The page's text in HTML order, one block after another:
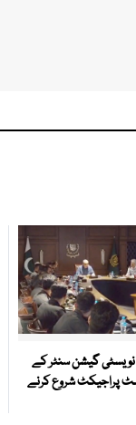
گیشن سنٹر کے
پراجیکٹ شروع کرنے